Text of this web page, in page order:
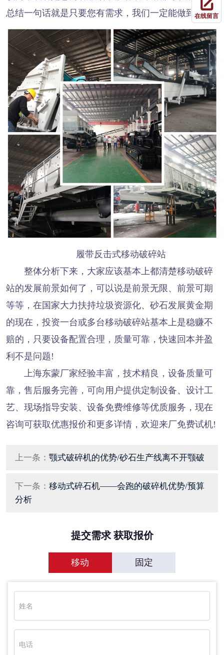
总结一句话就是只要您有需求，我们一定能做到!
履带反击式移动破碎站
整体分析下来，大家应该基本上都清楚移动破碎
站的发展前景如何了，可以说是前景无限、前景可期
等等，在国家大力扶持垃圾资源化、砂石发展黄金期
的现在，投资一台或多台移动破碎站基本上是稳赚不
赔的，只要设备配置合理，质量可靠，快速回本并盈
利不是问题!
上海东蒙厂家经验丰富，技术精良，设备质量可
靠，售后服务完善，可向用户提供定制设备、设计工
艺、现场指导安装、设备免费维修等优质服务，现在
咨询可获取优惠报价和更多详情，欢迎来厂免费试机!
上一条： 颚式破碎机的优势/砂石生产线离不开颚破
下一条： 移动式碎石机——会跑的破碎机优势/预算
分析
提交需求 获取报价
移动 固定
在线留言